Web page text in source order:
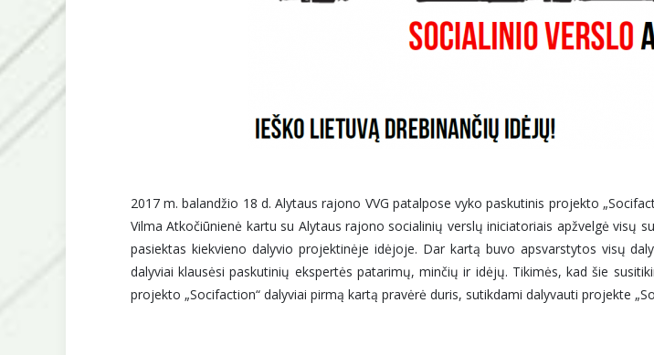
2017 m. balandžio 18 d. Alytaus rajono VVG patalpose vyko paskutinis projekto
Vilma Atkočiūnienė kartu su Alytaus rajono socialinių verslų iniciatoriais apžvelgė visų
pasiektas kiekvieno dalyvio projektinėje idėjoje. Dar kartą buvo apsvarstytos visų
dalyviai klausėsi paskutinių ekspertės patarimų, minčių ir idėjų. Tikimės, kad šie
projekto „Socifaction“ dalyviai pirmą kartą pravėrė duris, sutikdami dalyvauti projekte